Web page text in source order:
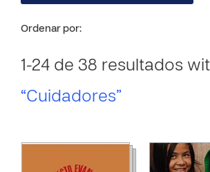
Ordenar por:
1-24 de 38 resultados
“Cuidadores”